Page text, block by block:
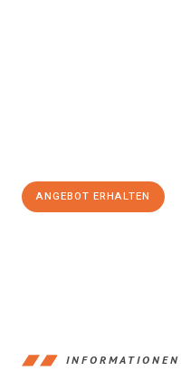
ANGEBOT ERHALTEN
INFORMATIONEN